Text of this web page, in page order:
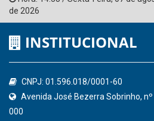
Ministério Público do Estado de
Controladoria-Geral da União
Confederação Nacional de
QEdu